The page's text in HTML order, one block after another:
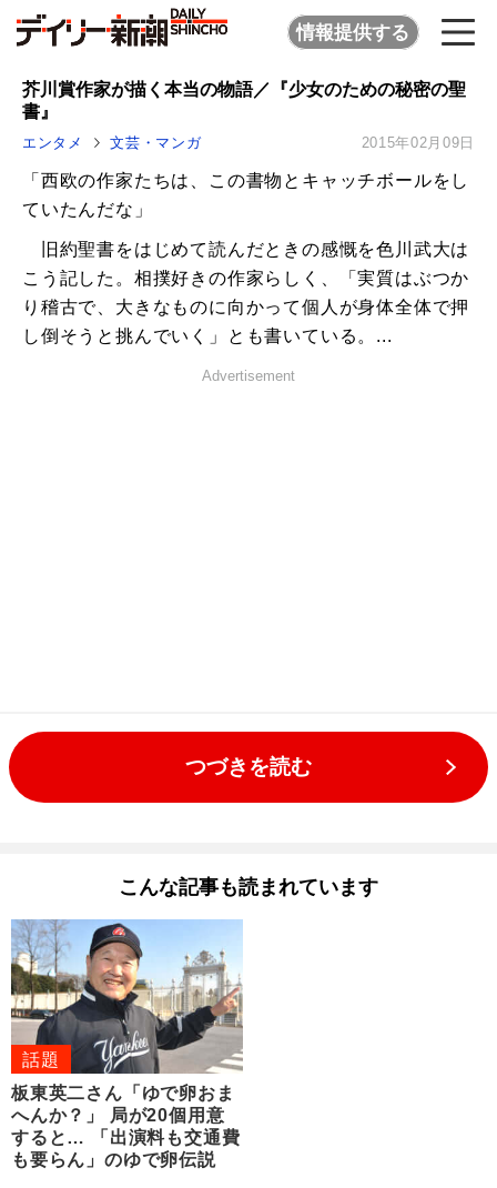
情報提供する
芥川賞作家が描く本当の物語／『少女のための秘密の聖
書』
エンタメ 文芸・マンガ 2015年02月09日
「西欧の作家たちは、この書物とキャッチボールをし
ていたんだな」
旧約聖書をはじめて読んだときの感慨を色川武大は
こう記した。相撲好きの作家らしく、「実質はぶつか
り稽古で、大きなものに向かって個人が身体全体で押
し倒そうと挑んでいく」とも書いている。...
Advertisement
つづきを読む
こんな記事も読まれています
話題
板東英二さん「ゆで卵おま
へんか？」 局が20個用意
すると… 「出演料も交通費
も要らん」のゆで卵伝説